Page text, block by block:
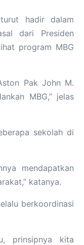
hadir dalam
dari Presiden
program MBG
Pak John M.
MBG,” jelas
sekolah di
mendapatkan
katanya.
berkoordinasi
prinsipnya kita